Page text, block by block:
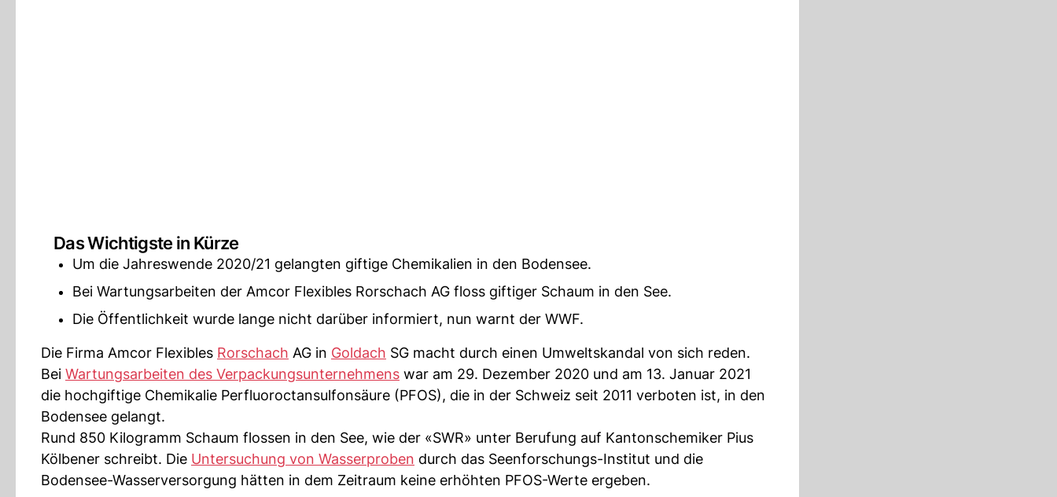
Das Wichtigste in Kürze
Um die Jahreswende 2020/21 gelangten giftige Chemikalien in den Bodensee.
Bei Wartungsarbeiten der Amcor Flexibles Rorschach AG floss giftiger Schaum in den See.
Die Öffentlichkeit wurde lange nicht darüber informiert, nun warnt der WWF.
Die Firma Amcor Flexibles Rorschach AG in Goldach SG macht durch einen Umweltskandal von sich reden.
Bei Wartungsarbeiten des Verpackungsunternehmens war am 29. Dezember 2020 und am 13. Januar 2021
die hochgiftige Chemikalie Perfluoroctansulfonsäure (PFOS), die in der Schweiz seit 2011 verboten ist, in den
Bodensee gelangt.
Rund 850 Kilogramm Schaum flossen in den See, wie der «SWR» unter Berufung auf Kantonschemiker Pius
Kölbener schreibt. Die Untersuchung von Wasserproben durch das Seenforschungs-Institut und die
Bodensee-Wasserversorgung hätten in dem Zeitraum keine erhöhten PFOS-Werte ergeben.